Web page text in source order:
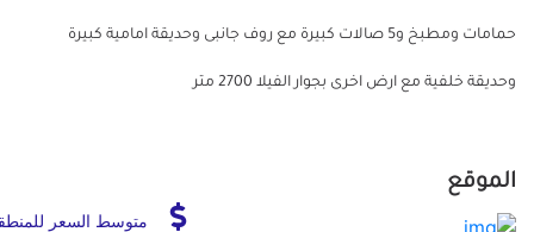
حمامات ومطبخ و5 صالات كبيرة مع روف جانبى وحديقة امامية كبيرة
وحديقة خلفية مع ارض اخرى بجوار الفيلا 2700 متر
الموقع
متوسط السعر